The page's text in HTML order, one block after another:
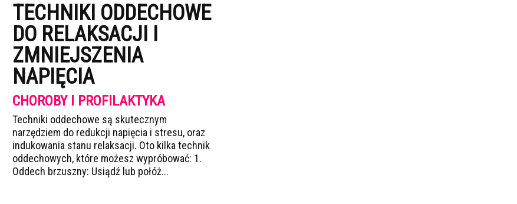
TECHNIKI ODDECHOWE
DO RELAKSACJI I
ZMNIEJSZENIA
NAPIĘCIA
CHOROBY I PROFILAKTYKA
Techniki oddechowe są skutecznym
narzędziem do redukcji napięcia i stresu, oraz
indukowania stanu relaksacji. Oto kilka technik
oddechowych, które możesz wypróbować: 1.
Oddech brzuszny: Usiądź lub połóż...